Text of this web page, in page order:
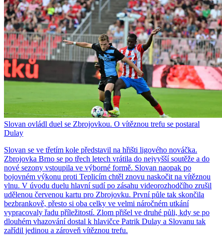
Slovan ovládl duel se Zbrojovkou. O vítěznou trefu se postaral
Dulay
Slovan se ve třetím kole představil na hřišti ligového nováčka.
Zbrojovka Brno se po třech letech vrátila do nejvyšší soutěže a do
nové sezony vstoupila ve výborné formě. Slovan naopak po
bojovném výkonu proti Teplicím chtěl znovu naskočit na vítěznou
vlnu. V úvodu duelu hlavní sudí po zásahu videorozhodčího zrušil
udělenou červenou kartu pro Zbrojovku. První půle tak skončila
bezbrankově, přesto si oba celky ve velmi náročném utkání
vypracovaly řadu příležitostí. Zlom přišel ve druhé půli, kdy se po
dlouhém vhazování dostal k hlavičce Patrik Dulay a Slovanu tak
zařídil jedinou a zároveň vítěznou trefu.